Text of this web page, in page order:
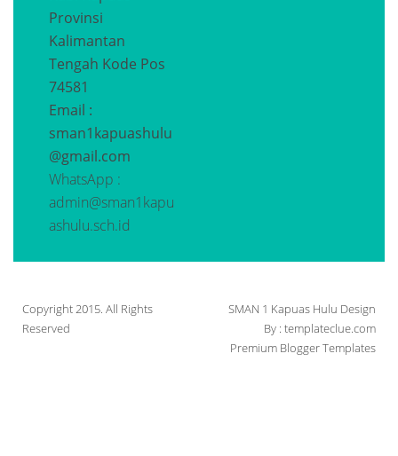
Provinsi
Kalimantan
Tengah Kode Pos
74581
Email :
sman1kapuashulu
@gmail.com
WhatsApp :
admin@sman1kapu
ashulu.sch.id
Copyright 2015. All Rights
Reserved
SMAN 1 Kapuas Hulu Design
By : templateclue.com
Premium Blogger Templates